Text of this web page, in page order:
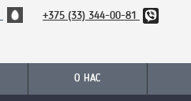
+375 (33) 344-00-81
О НАС